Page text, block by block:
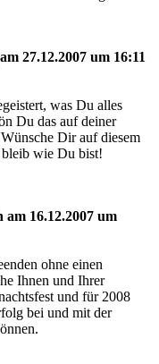
27.12.2007 um 16:11
was Du alles
Du das auf deiner
Dir auf diesem
bleib wie Du bist!
am 16.12.2007 um
ohne einen
Ihnen und Ihrer
und für 2008
bei und mit der